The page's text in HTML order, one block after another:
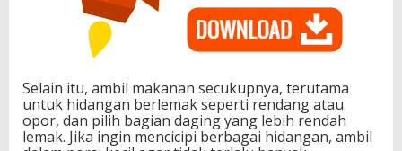
Selain itu, ambil makanan secukupnya, terutama
untuk hidangan berlemak seperti rendang atau
opor, dan pilih bagian daging yang lebih rendah
lemak. Jika ingin mencicipi berbagai hidangan, ambil